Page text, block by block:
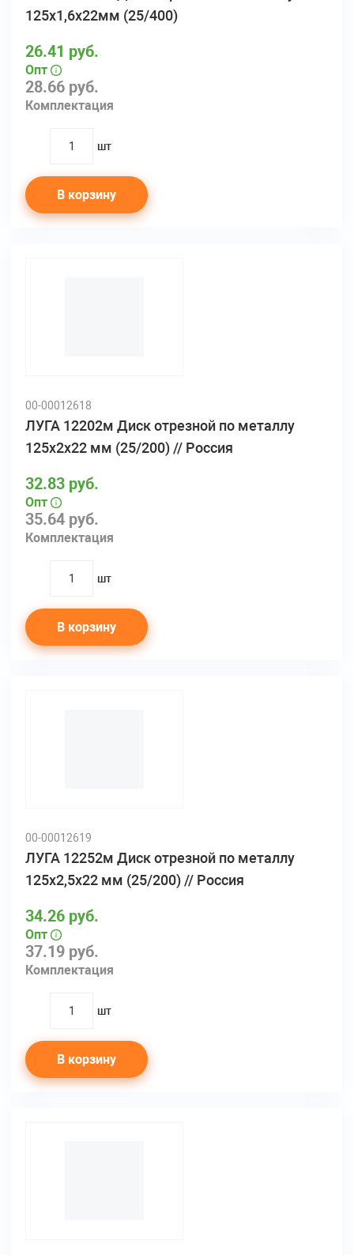
125х1,6х22мм (25/400)
28.66 руб.
Комплектация
26.41 руб.
Опт
quantity
шт
В корзину
00-00012618
ЛУГА 12202м Диск отрезной по металлу
125х2х22 мм (25/200) // Россия
35.64 руб.
Комплектация
32.83 руб.
Опт
quantity
шт
В корзину
00-00012619
ЛУГА 12252м Диск отрезной по металлу
125х2,5х22 мм (25/200) // Россия
37.19 руб.
Комплектация
34.26 руб.
Опт
quantity
шт
В корзину